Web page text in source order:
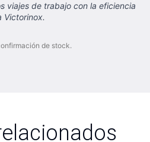
viajes de trabajo con la eficiencia
Victorinox.
de stock.